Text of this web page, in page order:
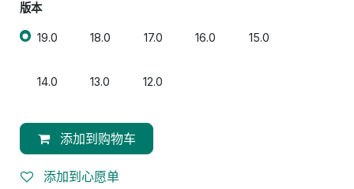
版本
19.0 18.0 17.0 16.0 15.0
14.0 13.0 12.0
添加到购物车
添加到心愿单